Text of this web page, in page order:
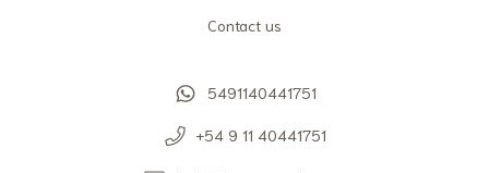
Contact us
5491140441751
+54 9 11 40441751